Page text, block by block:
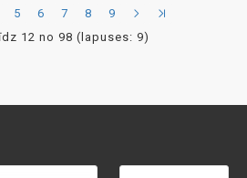
5 6 7 8
9
12 no 98 (lapuses: 9)